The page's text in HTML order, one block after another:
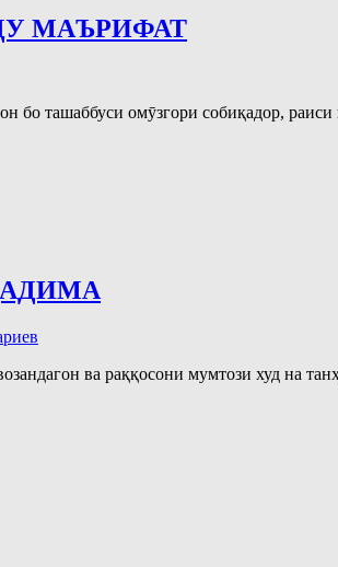
МАЪРИФАТ
бо ташаббуси омӯзгори собиқадор,
ва раққосони мумтози худ на